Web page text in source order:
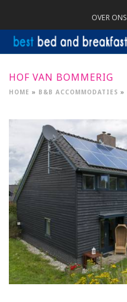
OVER ONS
HOF VAN BOMMERIG
HOME » B&B ACCOMMODATIES »